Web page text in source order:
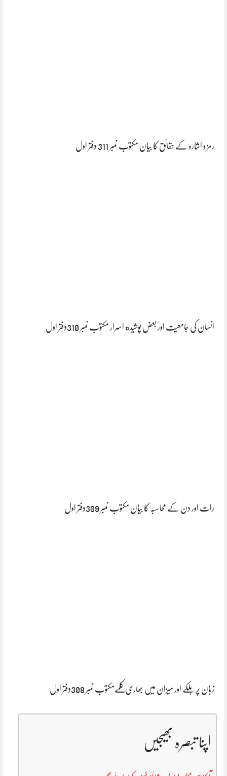
رمز و اشارہ کے حقائق کا بیان مکتوب نمبر 311 دفتر اول
انسان کی جامعیت اور بعض پوشیده اسرار مکتوب نمبر 310دفتر اول
رات اور دن کے محاسبہ کا بیان مکتوب نمبر 309دفتر اول
زبان پر ہلکے اور میزان میں بھاری کلمےمکتوب نمبر 308دفتر اول
اپنا تبصرہ بھیجیں